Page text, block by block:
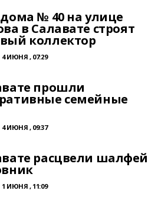
№ 40 на улице
в Салавате строят
коллектор
4 ИЮНЯ , 07:29
прошли
семейные
4 ИЮНЯ , 09:37
расцвели шалфей
1 ИЮНЯ , 11:09